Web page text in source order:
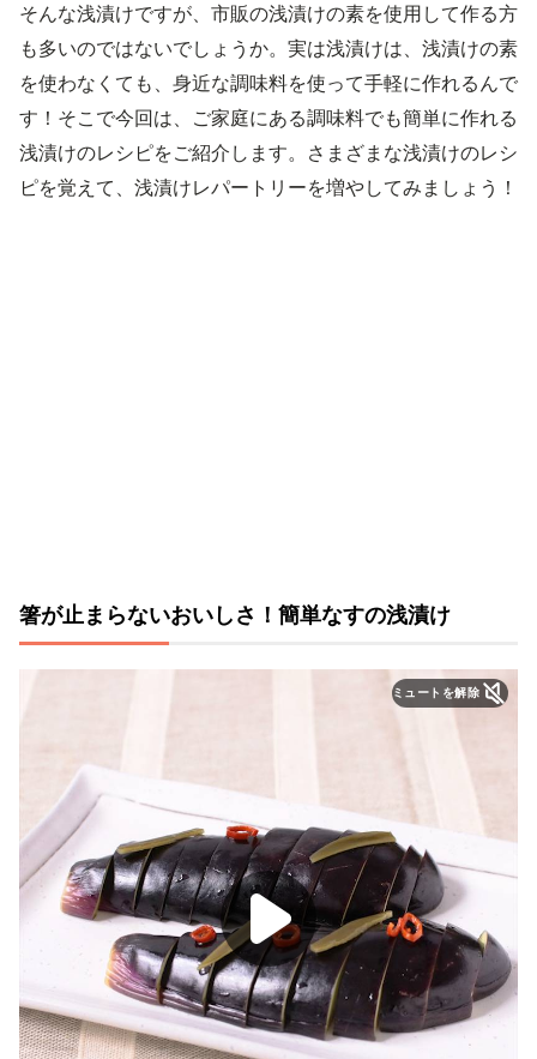
そんな浅漬けですが、市販の浅漬けの素を使用して作る方
も多いのではないでしょうか。実は浅漬けは、浅漬けの素
を使わなくても、身近な調味料を使って手軽に作れるんで
す！そこで今回は、ご家庭にある調味料でも簡単に作れる
浅漬けのレシピをご紹介します。さまざまな浅漬けのレシ
ピを覚えて、浅漬けレパートリーを増やしてみましょう！
箸が止まらないおいしさ！簡単なすの浅漬け
ミュートを解除